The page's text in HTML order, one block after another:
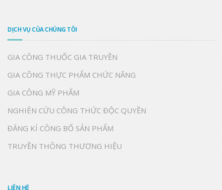
DỊCH VỤ CỦA CHÚNG TÔI
GIA CÔNG THUỐC GIA TRUYỀN
GIA CÔNG THỰC PHẨM CHỨC NĂNG
GIA CÔNG MỸ PHẨM
NGHIÊN CỨU CÔNG THỨC ĐỘC QUYỀN
ĐĂNG KÍ CÔNG BỐ SẢN PHẨM
TRUYỀN THÔNG THƯƠNG HIỆU
LIÊN HỆ